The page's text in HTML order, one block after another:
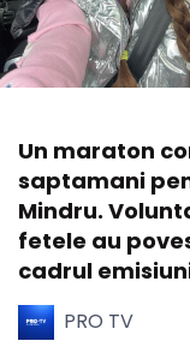
Un maraton
saptamani
Mindru.
fetele au
cadrul
PRO TV